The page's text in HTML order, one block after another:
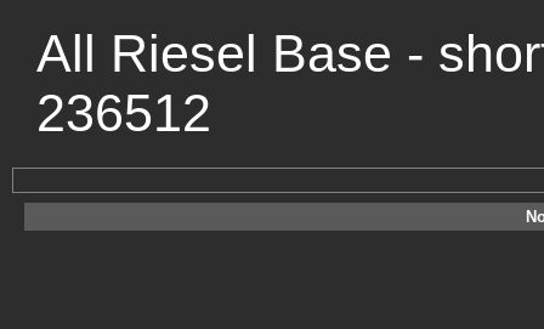
All Riesel Base -
236512